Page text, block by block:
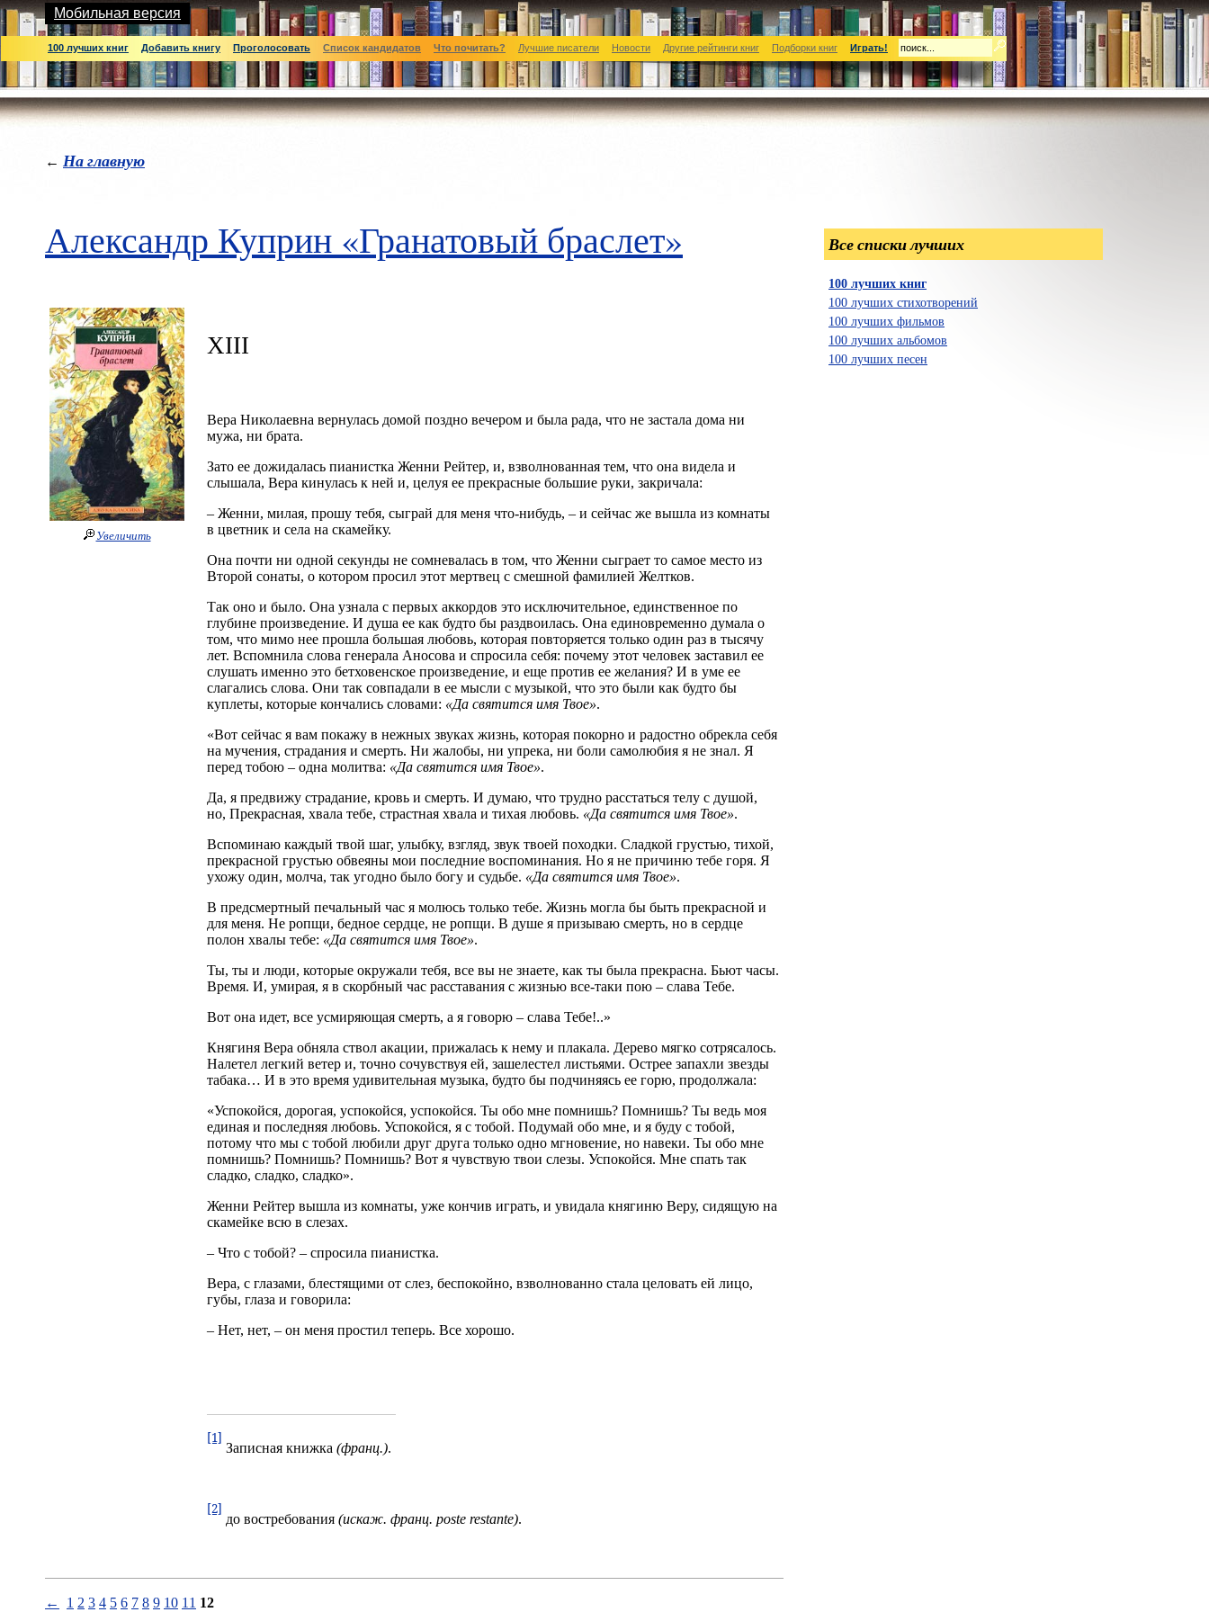
Мобильная версия
100 лучших книг Добавить книгу Проголосовать Список кандидатов Что почитать? Лучшие писатели Новости Другие рейтинги книг Подборки книг Играть!
← На главную
Александр Куприн «Гранатовый браслет»
Увеличить
XIII
Вера Николаевна вернулась домой поздно вечером и была рада, что не застала дома ни
мужа, ни брата.
Зато ее дожидалась пианистка Женни Рейтер, и, взволнованная тем, что она видела и
слышала, Вера кинулась к ней и, целуя ее прекрасные большие руки, закричала:
– Женни, милая, прошу тебя, сыграй для меня что-нибудь, – и сейчас же вышла из комнаты
в цветник и села на скамейку.
Она почти ни одной секунды не сомневалась в том, что Женни сыграет то самое место из
Второй сонаты, о котором просил этот мертвец с смешной фамилией Желтков.
Так оно и было. Она узнала с первых аккордов это исключительное, единственное по
глубине произведение. И душа ее как будто бы раздвоилась. Она единовременно думала о
том, что мимо нее прошла большая любовь, которая повторяется только один раз в тысячу
лет. Вспомнила слова генерала Аносова и спросила себя: почему этот человек заставил ее
слушать именно это бетховенское произведение, и еще против ее желания? И в уме ее
слагались слова. Они так совпадали в ее мысли с музыкой, что это были как будто бы
куплеты, которые кончались словами: «Да святится имя Твое».
«Вот сейчас я вам покажу в нежных звуках жизнь, которая покорно и радостно обрекла себя
на мучения, страдания и смерть. Ни жалобы, ни упрека, ни боли самолюбия я не знал. Я
перед тобою – одна молитва: «Да святится имя Твое».
Да, я предвижу страдание, кровь и смерть. И думаю, что трудно расстаться телу с душой,
но, Прекрасная, хвала тебе, страстная хвала и тихая любовь. «Да святится имя Твое».
Вспоминаю каждый твой шаг, улыбку, взгляд, звук твоей походки. Сладкой грустью, тихой,
прекрасной грустью обвеяны мои последние воспоминания. Но я не причиню тебе горя. Я
ухожу один, молча, так угодно было богу и судьбе. «Да святится имя Твое».
В предсмертный печальный час я молюсь только тебе. Жизнь могла бы быть прекрасной и
для меня. Не ропщи, бедное сердце, не ропщи. В душе я призываю смерть, но в сердце
полон хвалы тебе: «Да святится имя Твое».
Ты, ты и люди, которые окружали тебя, все вы не знаете, как ты была прекрасна. Бьют часы.
Время. И, умирая, я в скорбный час расставания с жизнью все-таки пою – слава Тебе.
Вот она идет, все усмиряющая смерть, а я говорю – слава Тебе!..»
Княгиня Вера обняла ствол акации, прижалась к нему и плакала. Дерево мягко сотрясалось.
Налетел легкий ветер и, точно сочувствуя ей, зашелестел листьями. Острее запахли звезды
табака… И в это время удивительная музыка, будто бы подчиняясь ее горю, продолжала:
«Успокойся, дорогая, успокойся, успокойся. Ты обо мне помнишь? Помнишь? Ты ведь моя
единая и последняя любовь. Успокойся, я с тобой. Подумай обо мне, и я буду с тобой,
потому что мы с тобой любили друг друга только одно мгновение, но навеки. Ты обо мне
помнишь? Помнишь? Помнишь? Вот я чувствую твои слезы. Успокойся. Мне спать так
сладко, сладко, сладко».
Женни Рейтер вышла из комнаты, уже кончив играть, и увидала княгиню Веру, сидящую на
скамейке всю в слезах.
– Что с тобой? – спросила пианистка.
Вера, с глазами, блестящими от слез, беспокойно, взволнованно стала целовать ей лицо,
губы, глаза и говорила:
– Нет, нет, – он меня простил теперь. Все хорошо.
[1]
Записная книжка (франц.).
[2]
до востребования (искаж. франц. poste restante).
← 1 2 3 4 5 6 7 8 9 10 11 12
Все списки лучших
100 лучших книг
100 лучших стихотворений
100 лучших фильмов
100 лучших альбомов
100 лучших песен